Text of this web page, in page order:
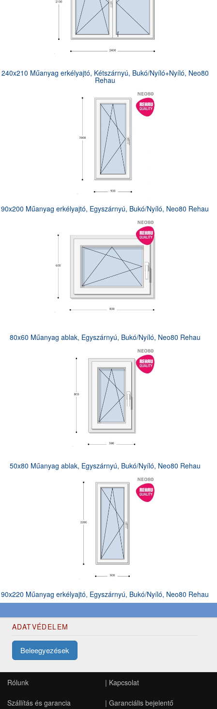
240x210 Műanyag erkélyajtó, Kétszárnyú, Bukó/Nyíló+Nyíló, Neo80
Rehau
90x200 Műanyag erkélyajtó, Egyszárnyú, Bukó/Nyíló, Neo80 Rehau
80x60 Műanyag ablak, Egyszárnyú, Bukó/Nyíló, Neo80 Rehau
50x80 Műanyag ablak, Egyszárnyú, Bukó/Nyíló, Neo80 Rehau
90x220 Műanyag erkélyajtó, Egyszárnyú, Bukó/Nyíló, Neo80 Rehau
ADATVÉDELEM
Beleegyezések
Rólunk
Szállítás és garancia
| Kapcsolat
| Garanciális bejelentő